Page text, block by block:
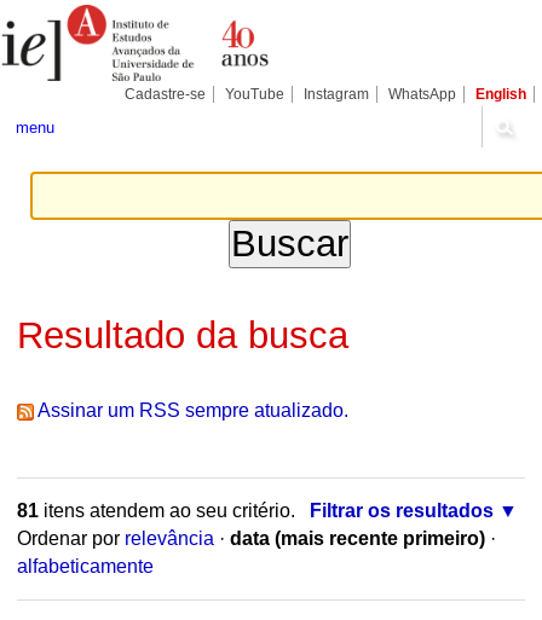
para
conteúdo.
Pessoais
Cadastre-se YouTube Instagram WhatsApp English
menu
Resultado da busca
Assinar um RSS sempre atualizado.
81itens atendem ao seu critério.
Filtrar os resultados
Ordenar por relevância · data (mais recente primeiro) ·
alfabeticamente